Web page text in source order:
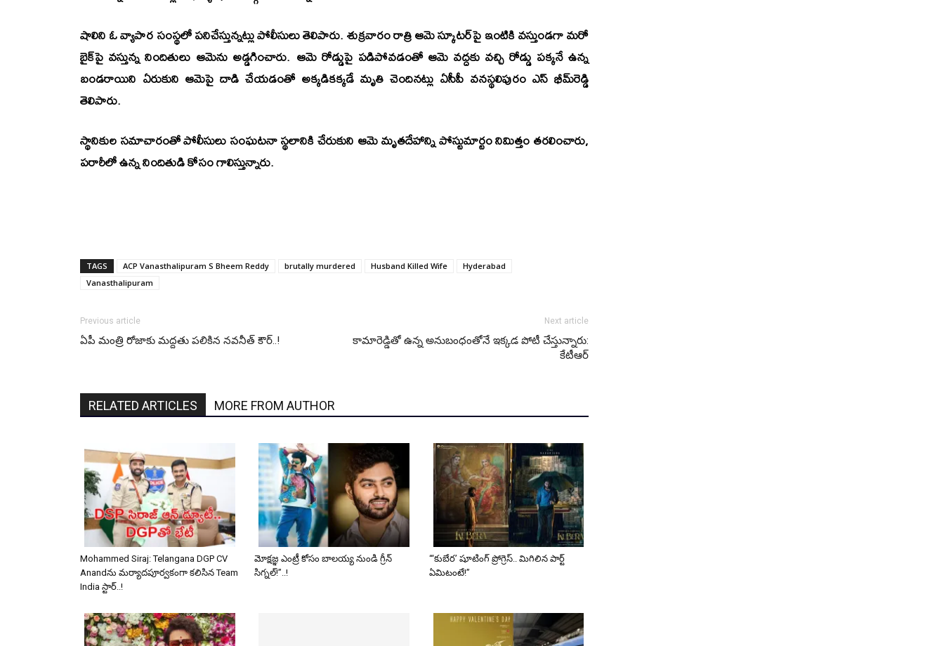
షాలిని ఓ వ్యాపార సంస్థలో పనిచేస్తున్నట్లు పోలీసులు తెలిపారు. శుక్రవారం రాత్రి ఆమె స్కూటర్‌పై ఇంటికి వస్తుండగా మరో
బైక్‌పై వస్తున్న నిందితులు ఆమెను అడ్డగించారు. ఆమె రోడ్డుపై పడిపోవడంతో ఆమె వద్దకు వచ్చి రోడ్డు పక్కనే ఉన్న
బండరాయిని ఏరుకుని ఆమెపై దాడి చేయడంతో అక్కడికక్కడే మృతి చెందినట్లు ఏసీపీ వనస్థలిపురం ఎస్‌ భీమ్‌రెడ్డి
తెలిపారు.
స్థానికుల సమాచారంతో పోలీసులు సంఘటనా స్థలానికి చేరుకుని ఆమె మృతదేహాన్ని పోస్టుమార్టం నిమిత్తం తరలించారు,
పరారీలో ఉన్న నిందితుడి కోసం గాలిస్తున్నారు.
TAGS ACP Vanasthalipuram S Bheem Reddy brutally murdered Husband Killed Wife
Hyderabad
Vanasthalipuram
Previous article
ఏపీ మంత్రి రోజాకు మద్దతు పలికిన నవనీత్ కౌర్..!
Next article
కామారెడ్డితో ఉన్న అనుబంధంతోనే ఇక్కడ పోటీ చేస్తున్నారు:
కేటీఆర్
RELATED ARTICLES MORE FROM AUTHOR
Mohammed Siraj: Telangana DGP CV
Anand‌ను మర్యాదపూర్వకంగా కలిసిన Team
India స్టార్..!
మోక్షజ్ఞ ఎంట్రీ కోసం బాలయ్య నుండి గ్రీన్
సిగ్నల్!”..!
“‘కుబేర’ షూటింగ్ ప్రోగ్రెస్.. మిగిలిన పార్ట్
ఏమిటంటే!”